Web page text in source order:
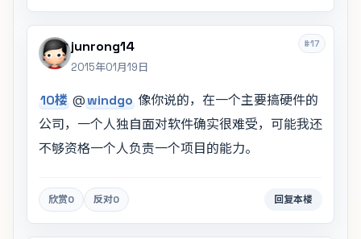
#17
junrong14
2015年01月19日
10楼 @windgo 像你说的，在一个主要搞硬件的
公司，一个人独自面对软件确实很难受，可能我还
不够资格一个人负责一个项目的能力。
欣赏0 反对0 回复本楼